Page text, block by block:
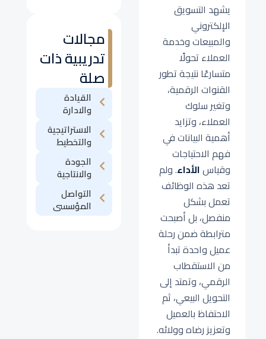
مجالات
تدريبية ذات
صلة
القيادة
والادارة
الاستراتيجية
والتخطيط
الجودة
والانتاجية
التواصل
المؤسسى
يشهد التسويق
الإلكتروني
والمبيعات وخدمة
العملاء تحولًا
متسارعًا نتيجة تطور
القنوات الرقمية،
وتغير سلوك
العملاء، وتزايد
أهمية البيانات في
فهم الاحتياجات
وقياسالأداء. ولم
تعد هذه الوظائف
تعمل بشكل
منفصل، بل أصبحت
مترابطة ضمن رحلة
عميل واحدة تبدأ
من الاستقطاب
الرقمي، وتمتد إلى
التحويل البيعي، ثم
الاحتفاظ بالعميل
وتعزيز رضاه وولائه.